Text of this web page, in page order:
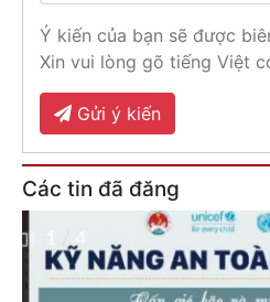
Ý kiến của bạn sẽ được
Xin vui lòng gõ tiếng Việt
Gửi ý kiến
Các tin đã đăng